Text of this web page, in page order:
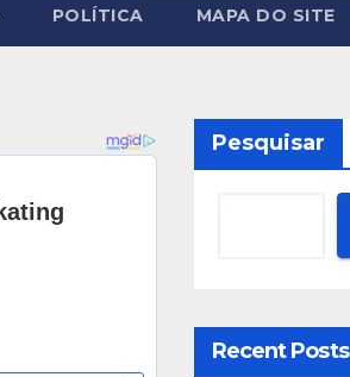
POLÍTICA MAPA DO SITE
Pesquisar
Recent Posts